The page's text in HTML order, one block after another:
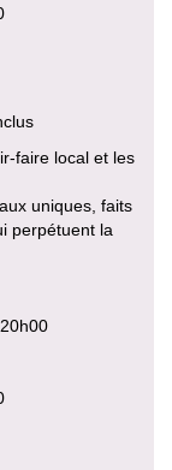
faire local et les
uniques, faits
perpétuent la